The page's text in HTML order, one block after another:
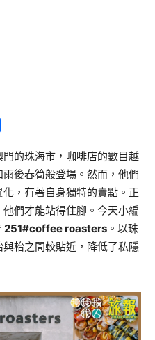
的珠海市，咖啡店的數目越
後春筍般登場。然而，他們
，有著自身獨特的賣點。正
們才能站得住腳。今天小編
251#coffee roasters 。以珠
枱之間較貼近，降低了私隱